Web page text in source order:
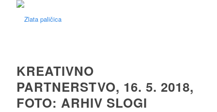
KREATIVNO
PARTNERSTVO, 16. 5. 2018,
FOTO: ARHIV SLOGI